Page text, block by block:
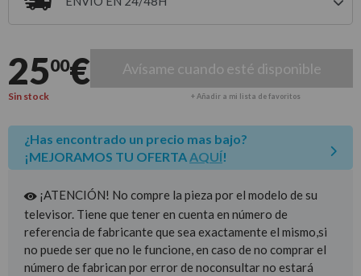
2500€ Avísame cuando esté disponible
Sin stock + Añadir a mi lista de favoritos
¿Has encontrado un precio mas bajo?
¡MEJORAMOS TU OFERTA AQUÍ!
¡ATENCIÓN! No compre la pieza por el modelo de su
televisor. Tiene que tener en cuenta en número de
referencia de fabricante que sea exactamente el mismo,si
no puede ser que no le funcione, en caso de no comprar el
número de fabrican por error de noconsultar no estará